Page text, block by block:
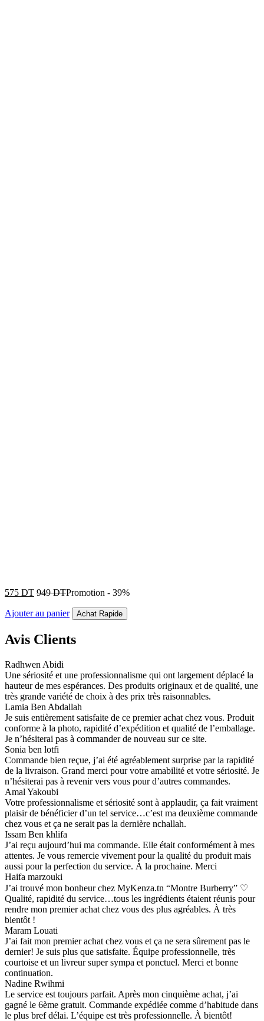
575 DT 949DTPromotion - 39%
Ajouter au panier Achat Rapide
Avis Clients
Radhwen Abidi
Une sériosité et une professionnalisme qui ont largement déplacé la
hauteur de mes espérances. Des produits originaux et de qualité, une
très grande variété de choix à des prix très raisonnables.
Lamia Ben Abdallah
Je suis entièrement satisfaite de ce premier achat chez vous. Produit
conforme à la photo, rapidité d’expédition et qualité de l’emballage.
Je n’hésiterai pas à commander de nouveau sur ce site.
Sonia ben lotfi
Commande bien reçue, j’ai été agréablement surprise par la rapidité
de la livraison. Grand merci pour votre amabilité et votre sériosité. Je
n’hésiterai pas à revenir vers vous pour d’autres commandes.
Amal Yakoubi
Votre professionnalisme et sériosité sont à applaudir, ça fait vraiment
plaisir de bénéficier d’un tel service…c’est ma deuxième commande
chez vous et ça ne serait pas la dernière nchallah.
Issam Ben khlifa
J’ai reçu aujourd’hui ma commande. Elle était conformément à mes
attentes. Je vous remercie vivement pour la qualité du produit mais
aussi pour la perfection du service. À la prochaine. Merci
Haifa marzouki
J’ai trouvé mon bonheur chez MyKenza.tn “Montre Burberry” ♡
Qualité, rapidité du service…tous les ingrédients étaient réunis pour
rendre mon premier achat chez vous des plus agréables. À très
bientôt !
Maram Louati
J’ai fait mon premier achat chez vous et ça ne sera sûrement pas le
dernier! Je suis plus que satisfaite. Équipe professionnelle, très
courtoise et un livreur super sympa et ponctuel. Merci et bonne
continuation.
Nadine Rwihmi
Le service est toujours parfait. Après mon cinquième achat, j’ai
gagné le 6ème gratuit. Commande expédiée comme d’habitude dans
le plus bref délai. L’équipe est très professionnelle. À bientôt!